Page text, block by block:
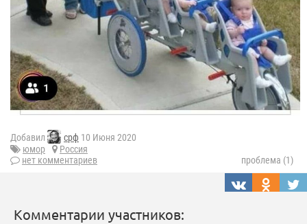
Добавил срф 10 Июня 2020
юмор
Россия
нет комментариев
проблема (1)
Комментарии участников: